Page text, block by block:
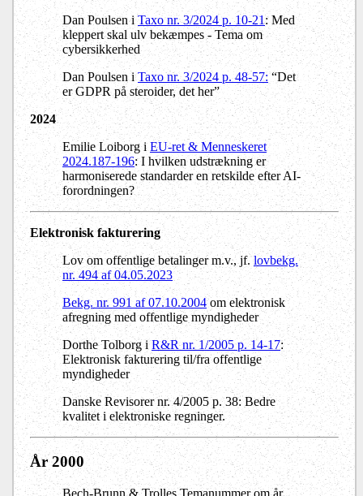
Dan Poulsen iTaxo nr. 3/2024 p. 10-21:Med
kleppert skal ulv bekæmpes - Tema om
cybersikkerhed
Dan Poulsen iTaxo nr. 3/2024 p. 48-57: “Det
er GDPR på steroider, det her”
2024
Emilie Loiborg iEU-ret & Menneskeret
2024.187-196: I hvilken udstrækning er
harmoniserede standarder en retskilde efter AI-
forordningen?
Elektronisk fakturering
Lov om offentlige betalinger m.v., jf.lovbekg.
nr. 494 af 04.05.2023
Bekg. nr. 991 af 07.10.2004om elektronisk
afregning med offentlige myndigheder
Dorthe Tolborg iR&R nr. 1/2005 p. 14-17:
Elektronisk fakturering til/fra offentlige
myndigheder
Danske Revisorer nr. 4/2005 p. 38: Bedre
kvalitet i elektroniske regninger.
År 2000
Bech-Brunn & Trolles Temanummer om år